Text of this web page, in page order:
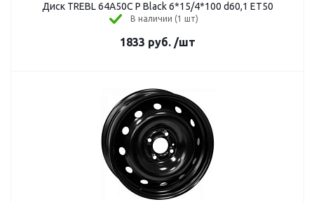
Диск TREBL 64A50C P Black 6*15/4*100 d60,1 ET50
В наличии (1 шт)
1833 руб. /шт